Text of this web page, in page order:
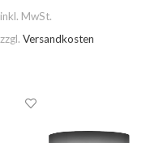
inkl. MwSt.
zzgl. Versandkosten